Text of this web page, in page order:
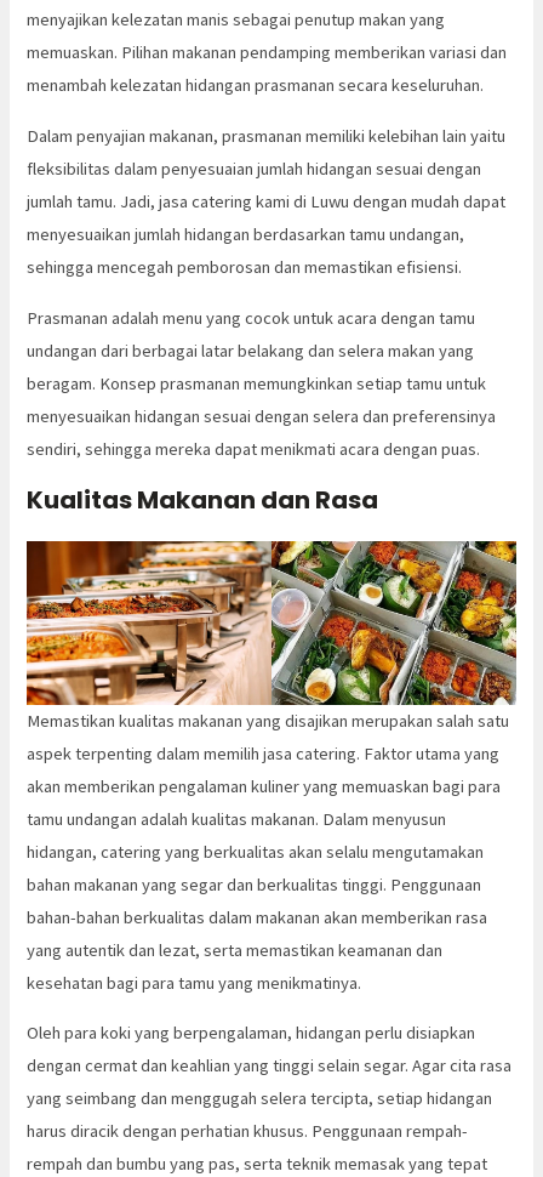
menyajikan kelezatan manis sebagai penutup makan yang
memuaskan. Pilihan makanan pendamping memberikan variasi dan
menambah kelezatan hidangan prasmanan secara keseluruhan.
Dalam penyajian makanan, prasmanan memiliki kelebihan lain yaitu
fleksibilitas dalam penyesuaian jumlah hidangan sesuai dengan
jumlah tamu. Jadi, jasa catering kami di Luwu dengan mudah dapat
menyesuaikan jumlah hidangan berdasarkan tamu undangan,
sehingga mencegah pemborosan dan memastikan efisiensi.
Prasmanan adalah menu yang cocok untuk acara dengan tamu
undangan dari berbagai latar belakang dan selera makan yang
beragam. Konsep prasmanan memungkinkan setiap tamu untuk
menyesuaikan hidangan sesuai dengan selera dan preferensinya
sendiri, sehingga mereka dapat menikmati acara dengan puas.
Kualitas Makanan dan Rasa
Memastikan kualitas makanan yang disajikan merupakan salah satu
aspek terpenting dalam memilih jasa catering. Faktor utama yang
akan memberikan pengalaman kuliner yang memuaskan bagi para
tamu undangan adalah kualitas makanan. Dalam menyusun
hidangan, catering yang berkualitas akan selalu mengutamakan
bahan makanan yang segar dan berkualitas tinggi. Penggunaan
bahan-bahan berkualitas dalam makanan akan memberikan rasa
yang autentik dan lezat, serta memastikan keamanan dan
kesehatan bagi para tamu yang menikmatinya.
Oleh para koki yang berpengalaman, hidangan perlu disiapkan
dengan cermat dan keahlian yang tinggi selain segar. Agar cita rasa
yang seimbang dan menggugah selera tercipta, setiap hidangan
harus diracik dengan perhatian khusus. Penggunaan rempah-
rempah dan bumbu yang pas, serta teknik memasak yang tepat